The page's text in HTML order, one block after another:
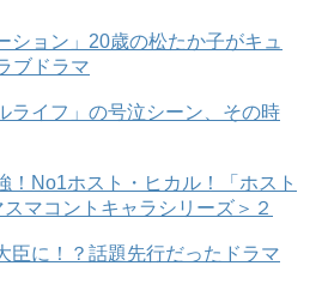
ション」20歳の松たか子がキュ
ブドラマ
ライフ」の号泣シーン、その時
！No1ホスト・ヒカル！「ホスト
マコントキャラシリーズ＞２
臣に！？話題先行だったドラマ